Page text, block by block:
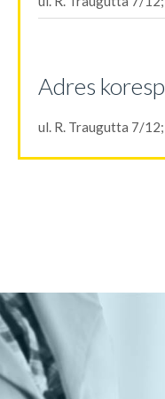
Adres
ul. R. Traugutta 7/